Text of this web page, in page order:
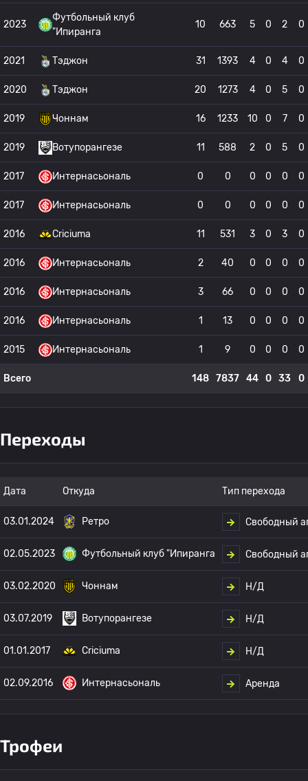
2023
Футбольный клуб
"Ипиранга
10 663 5 0 2 0
2021 Тэджон 31 1393 4 0 4 0
2020 Тэджон 20 1273 4 0 5 0
2019 Чоннам 16 1233 10 0 7 0
2019 Вотупорангезе 11 588 2 0 5 0
2017 Интернасьональ 0 0 0 0 0 0
2017 Интернасьональ 0 0 0 0 0 0
2016 Criciuma 11 531 3 0 3 0
2016 Интернасьональ 2 40 0 0 0 0
2016 Интернасьональ 3 66 0 0 0 0
2016 Интернасьональ 1 13 0 0 0 0
2015 Интернасьональ 1 9 0 0 0 0
Всего 148 7837 44 0 33 0
Переходы
Дата Откуда Тип перехода
03.01.2024 Ретро Свободный
02.05.2023 Футбольный клуб "Ипиранга Свободный
03.02.2020 Чоннам Н/Д
03.07.2019 Вотупорангезе Н/Д
01.01.2017 Criciuma Н/Д
02.09.2016 Интернасьональ Аренда
Трофеи